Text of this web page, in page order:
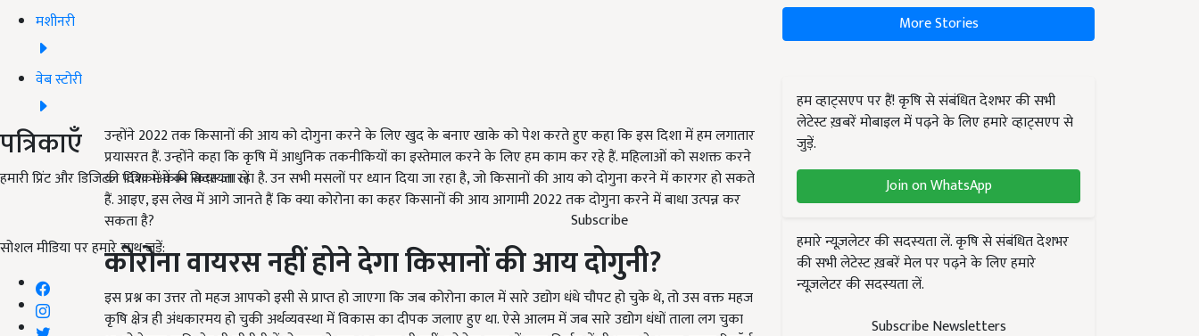
मशीनरी
वेब स्टोरी
पत्रिकाएँ
हमारी प्रिंट और डिजिटल पत्रिकाओं की सदस्यता लें
Subscribe
सोशल मीडिया पर हमारे साथ जुड़ें:
उन्होंने 2022 तक किसानों की आय को दोगुना करने के लिए खुद के बनाए खाके को पेश करते हुए कहा कि इस दिशा में हम लगातार
प्रयासरत हैं. उन्होंने कहा कि कृषि में आधुनिक तकनीकियों का इस्तेमाल करने के लिए हम काम कर रहे हैं. महिलाओं को सशक्त करने
की दिशा में काम किया जा रहा है. उन सभी मसलों पर ध्यान दिया जा रहा है, जो किसानों की आय को दोगुना करने में कारगर हो सकते
हैं. आइए, इस लेख में आगे जानते हैं कि क्या कोरोना का कहर किसानों की आय आगामी 2022 तक दोगुना करने में बाधा उत्पन्न कर
सकता है?
कोरोना वायरस नहीं होने देगा किसानों की आय दोगुनी?
इस प्रश्न का उत्तर तो महज आपको इसी से प्राप्त हो जाएगा कि जब कोरोना काल में सारे उद्योग धंधे चौपट हो चुके थे, तो उस वक्त महज
कृषि क्षेत्र ही अंधकारमय हो चुकी अर्थव्यवस्था में विकास का दीपक जलाए हुए था. ऐसे आलम में जब सारे उद्योग धंधों ताला लग चुका
More Stories
हम व्हाट्सएप पर हैं! कृषि से संबंधित देशभर की सभी
लेटेस्ट ख़बरें मोबाइल में पढ़ने के लिए हमारे व्हाट्सएप से
जुड़ें.
Join on WhatsApp
हमारे न्यूज़लेटर की सदस्यता लें. कृषि से संबंधित देशभर
की सभी लेटेस्ट ख़बरें मेल पर पढ़ने के लिए हमारे
न्यूज़लेटर की सदस्यता लें.
Subscribe Newsletters